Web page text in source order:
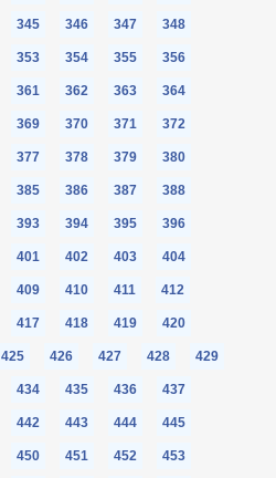
345 346 347 348
353 354 355 356
361 362 363 364
369 370 371 372
377 378 379 380
385 386 387 388
393 394 395 396
401 402 403 404
409 410 411 412
417 418 419 420
425 426 427 428 429
434 435 436 437
442 443 444 445
450 451 452 453